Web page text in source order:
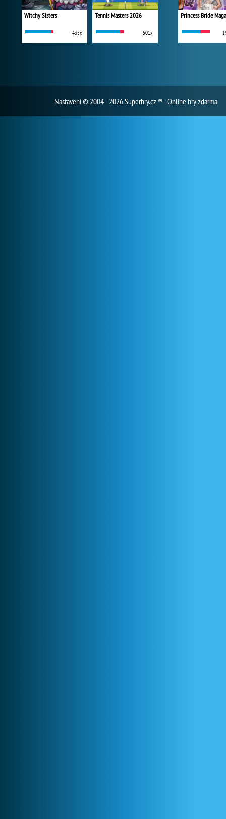
Witchy Sisters
435x
Tennis Masters 2026
501x
Princess Bride
Nastavení© 2004 - 2026 Superhry.cz ® - Online hry zdarma